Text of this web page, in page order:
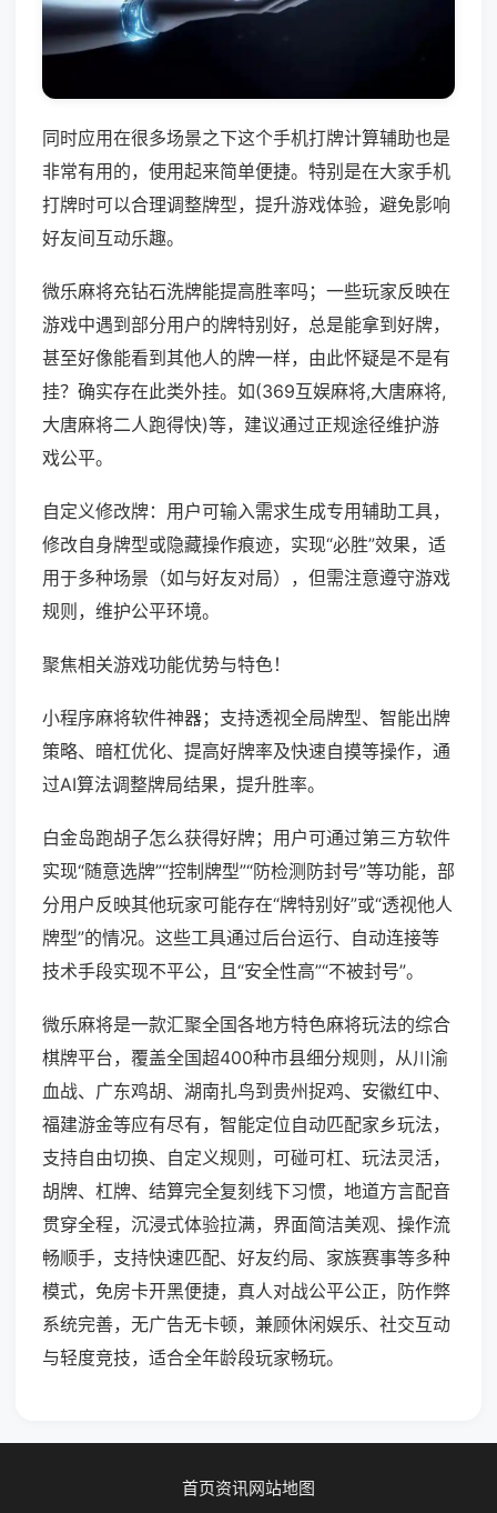
同时应用在很多场景之下这个手机打牌计算辅助也是
非常有用的，使用起来简单便捷。特别是在大家手机
打牌时可以合理调整牌型，提升游戏体验，避免影响
好友间互动乐趣。
微乐麻将充钻石洗牌能提高胜率吗；一些玩家反映在
游戏中遇到部分用户的牌特别好，总是能拿到好牌，
甚至好像能看到其他人的牌一样，由此怀疑是不是有
挂？确实存在此类外挂。如(369互娱麻将,大唐麻将,
大唐麻将二人跑得快)等，建议通过正规途径维护游
戏公平。
自定义修改牌：用户可输入需求生成专用辅助工具，
修改自身牌型或隐藏操作痕迹，实现“必胜”效果，适
用于多种场景（如与好友对局），但需注意遵守游戏
规则，维护公平环境。
聚焦相关游戏功能优势与特色！
小程序麻将软件神器；支持透视全局牌型、智能出牌
策略、暗杠优化、提高好牌率及快速自摸等操作，通
过AI算法调整牌局结果，提升胜率。
白金岛跑胡子怎么获得好牌；用户可通过第三方软件
实现“随意选牌”“控制牌型”“防检测防封号”等功能，部
分用户反映其他玩家可能存在“牌特别好”或“透视他人
牌型”的情况。这些工具通过后台运行、自动连接等
技术手段实现不平公，且“安全性高”“不被封号”。
微乐麻将是一款汇聚全国各地方特色麻将玩法的综合
棋牌平台，覆盖全国超400种市县细分规则，从川渝
血战、广东鸡胡、湖南扎鸟到贵州捉鸡、安徽红中、
福建游金等应有尽有，智能定位自动匹配家乡玩法，
支持自由切换、自定义规则，可碰可杠、玩法灵活，
胡牌、杠牌、结算完全复刻线下习惯，地道方言配音
贯穿全程，沉浸式体验拉满，界面简洁美观、操作流
畅顺手，支持快速匹配、好友约局、家族赛事等多种
模式，免房卡开黑便捷，真人对战公平公正，防作弊
系统完善，无广告无卡顿，兼顾休闲娱乐、社交互动
与轻度竞技，适合全年龄段玩家畅玩。
首页资讯网站地图